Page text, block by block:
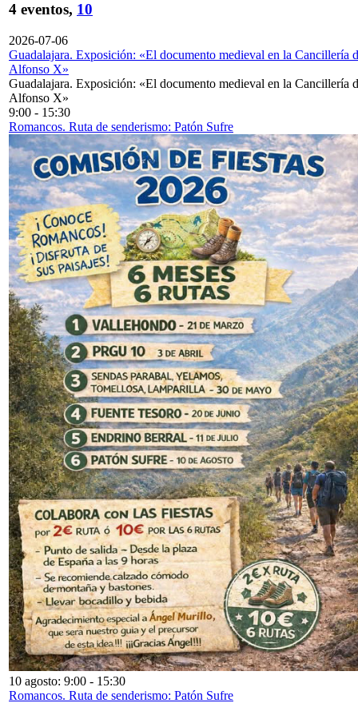
4 eventos, 10
2026-07-06
Guadalajara. Exposición: «El documento medieval en la Cancillería
Alfonso X»
Guadalajara. Exposición: «El documento medieval en la Cancillería
Alfonso X»
9:00 - 15:30
Romancos. Ruta de senderismo: Patón Sufre
10 agosto: 9:00 - 15:30
Romancos. Ruta de senderismo: Patón Sufre